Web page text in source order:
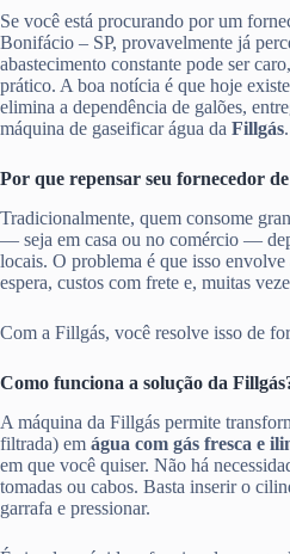
Se você está procurando por um
Bonifácio – SP, provavelmente já
abastecimento constante pode ser
prático. A boa notícia é que hoje
elimina a dependência de galões,
máquina de gaseificar água da Fillgás.
Por que repensar seu fornecedor
Tradicionalmente, quem consome
— seja em casa ou no comércio —
locais. O problema é que isso
espera, custos com frete e, muitas
Com a Fillgás, você resolve isso de
Como funciona a solução da
A máquina da Fillgás permite
filtrada) em água com gás fresca e
em que você quiser. Não há
tomadas ou cabos. Basta inserir o
garrafa e pressionar.